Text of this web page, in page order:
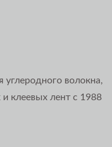
углеродного волокна,
клеевых лент с 1988